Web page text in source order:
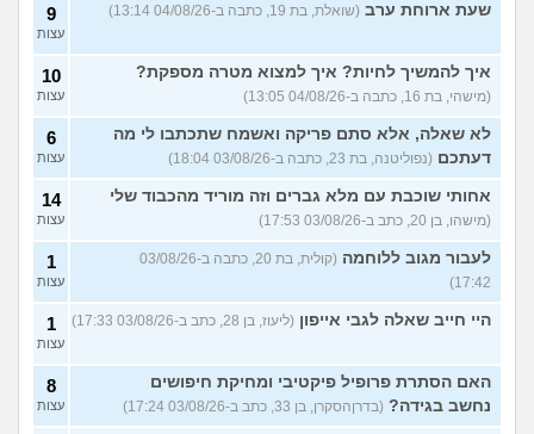
שעת ארוחת ערב (שואלת, בת 19, כתבה ב-04/08/26 13:14) 9
עצות
איך להמשיך לחיות? איך למצוא מטרה מספקת?
(מישהי, בת 16, כתבה ב-04/08/26 13:05)
10
עצות
לא שאלה, אלא סתם פריקה ואשמח שתכתבו לי מה
דעתכם (נפוליטנה, בת 23, כתבה ב-03/08/26 18:04)
6
עצות
אחותי שוכבת עם מלא גברים וזה מוריד מהכבוד שלי
(מישהו, בן 20, כתב ב-03/08/26 17:53)
14
עצות
לעבור מגוב ללוחמה
(קולית, בת 20, כתבה ב-03/08/26
17:42)
1
עצות
היי חייב שאלה לגבי אייפון (ליעוז, בן 28, כתב ב-03/08/26 17:33) 1
עצות
האם הסתרת פרופיל פיקטיבי ומחיקת חיפושים
נחשב בגידה? (בדרןהסקרן, בן 33, כתב ב-03/08/26 17:24)
8
עצות